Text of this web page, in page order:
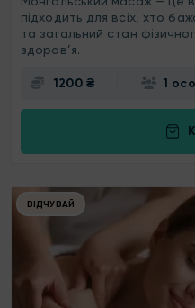
підходить для всіх, хто
та загальний стан
здоров’я.
1200 ₴ 1
ВІДЧУВАЙ